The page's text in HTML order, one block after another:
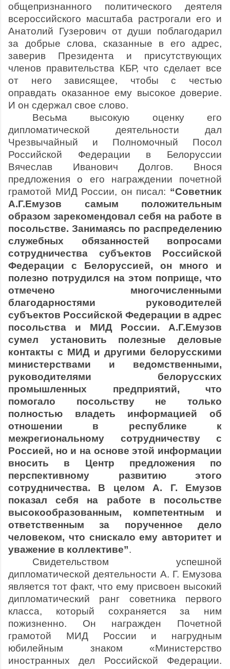
общепризнанного политического деятеля
всероссийского масштаба растрогали его и
Анатолий Гузерович от души поблагодарил
за добрые слова, сказанные в его адрес,
заверив Президента и присутствующих
членов правительства КБР, что сделает все
от него зависящее, чтобы с честью
оправдать оказанное ему высокое доверие.
И он сдержал свое слово.
Весьма высокую оценку его
дипломатической деятельности дал
Чрезвычайный и Полномочный Посол
Российской Федерации в Белоруссии
Вячеслав Иванович Долгов. Внося
предложения о его награждении почетной
грамотой МИД России, он писал: “Советник
А.Г.Емузов самым положительным
образом зарекомендовал себя на работе в
посольстве. Занимаясь по распределению
служебных обязанностей вопросами
сотрудничества субъектов Российской
Федерации с Белоруссией, он много и
полезно потрудился на этом поприще, что
отмечено многочисленными
благодарностями руководителей
субъектов Российской Федерации в адрес
посольства и МИД России. А.Г.Емузов
сумел установить полезные деловые
контакты с МИД и другими белорусскими
министерствами и ведомственными,
руководителями белорусских
промышленных предприятий, что
помогало посольству не только
полностью владеть информацией об
отношении в республике к
межрегиональному сотрудничеству с
Россией, но и на основе этой информации
вносить в Центр предложения по
перспективному развитию этого
сотрудничества. В целом А. Г. Емузов
показал себя на работе в посольстве
высокообразованным, компетентным и
ответственным за порученное дело
человеком, что снискало ему авторитет и
уважение в коллективе”.
Свидетельством успешной
дипломатической деятельности А. Г. Емузова
является тот факт, что ему присвоен высокий
дипломатический ранг советника первого
класса, который сохраняется за ним
пожизненно. Он награжден Почетной
грамотой МИД России и нагрудным
юбилейным знаком «Министерство
иностранных дел Российской Федерации.